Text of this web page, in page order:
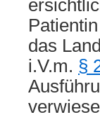
das
i.V.m. §